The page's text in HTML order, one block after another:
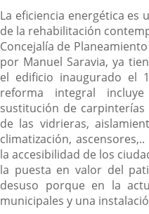
La eficiencia energética
de la rehabilitación
Concejalía de
por Manuel Saravia, ya
el edificio inaugurado el
reforma integral
sustitución de
de las vidrieras,
climatización,
la accesibilidad de los
la puesta en valor del
desuso porque en la
municipales y una